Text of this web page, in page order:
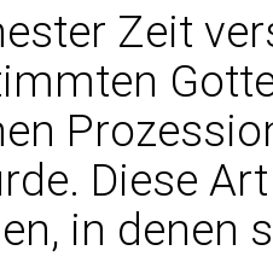
Zeit
Diese
in denen